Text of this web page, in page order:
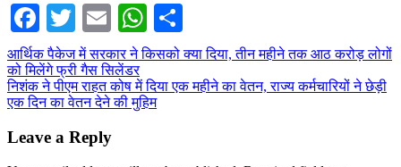
Facebook
TwitterEmailWhatsApp
Post
navigation
आर्थिक पैकेज में सरकार ने किसको क्या दिया, तीन महीने तक आठ करोड़ लोगों
को मिलेंगे फ्री गैस सिलेंडर
निशंक ने पीएम राहत कोष में दिया एक महीने का वेतन, राज्य कर्मचारियों ने छेड़ी
एक दिन का वेतन देने की मुहिम
Leave a Reply